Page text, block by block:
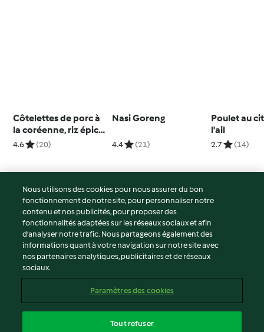
Côtelettes de porc à
la coréenne, riz épicé
et bok choy vapeur
4.6 (20)
Nasi Goreng
4.4 (21)
Poulet au
l'ail
2.7 (14)
© Copyright 2026
Conditions d'utilisation
Politique de confidentialité
Non-responsabilité
Mentions légales
Contenu du rapport
Nous utilisons des cookies pour nous assurer du bon
fonctionnement de notre site, pour personnaliser notre
contenu et nos publicités, pour proposer des
fonctionnalités adaptées sur les réseaux sociaux et afin
d’analyser notre trafic. Nous partageons également des
informations quant à votre navigation sur notre site avec
nos partenaires analytiques, publicitaires et de réseaux
sociaux.
Paramètres des cookies
Tout refuser